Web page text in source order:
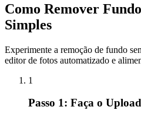
Como Remover
Simples
Experimente a remoção de fundo
editor de fotos automatizado e
1
Passo 1: Faça o